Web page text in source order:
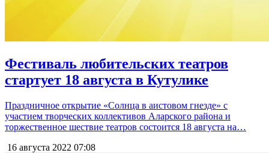
Фестиваль любительских театров
стартует 18 августа в Кутулике
Праздничное открытие «Солнца в аистовом гнезде» с
участием творческих коллективов Аларского района и
торжественное шествие театров состоится 18 августа на…
16 августа 2022 07:08